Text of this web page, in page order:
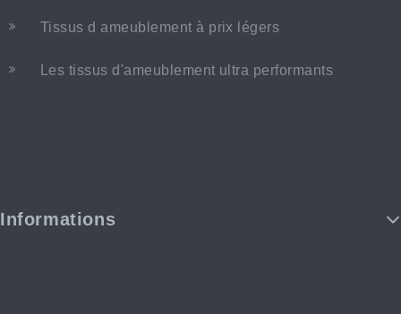
Tissus d ameublement à prix légers
Les tissus d'ameublement ultra performants
Informations